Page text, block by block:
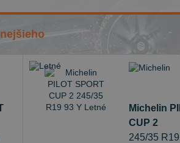
Michelin
CUP 2
245/35